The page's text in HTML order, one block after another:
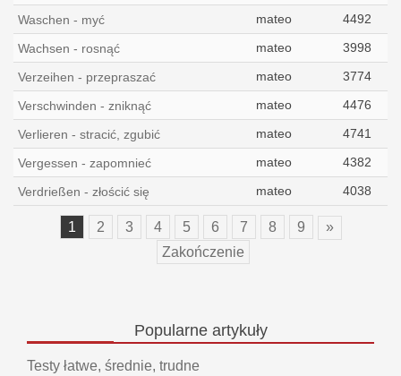
Waschen - myć mateo 4492
Wachsen - rosnąć mateo 3998
Verzeihen - przepraszać mateo 3774
Verschwinden - zniknąć mateo 4476
Verlieren - stracić, zgubić mateo 4741
Vergessen - zapomnieć mateo 4382
Verdrießen - złościć się mateo 4038
1 2 3 4 5 6 7 8 9
»
Zakończenie
Popularneartykuły
Testy łatwe, średnie, trudne